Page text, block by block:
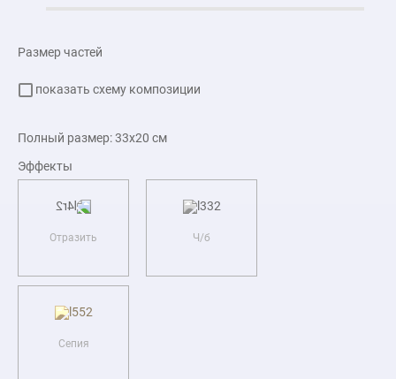
Размер частей
показать схему композиции
Полный размер:33x20 см
Эффекты
Отразить Ч/б
Сепия